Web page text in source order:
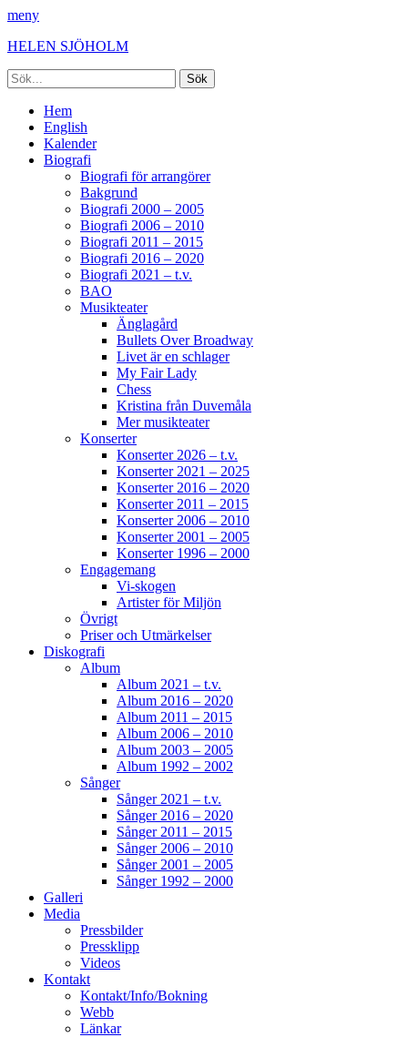
meny
HELEN SJÖHOLM
Sök
efter:
[label]
Primär
meny
Hoppa
innehåll
Hem
English
Kalender
Biografi
Biografi för arrangörer
Bakgrund
Biografi 2000 – 2005
Biografi 2006 – 2010
Biografi 2011 – 2015
Biografi 2016 – 2020
Biografi 2021 – t.v.
BAO
Musikteater
Änglagård
Bullets Over Broadway
Livet är en schlager
My Fair Lady
Chess
Kristina från Duvemåla
Mer musikteater
Konserter
Konserter 2026 – t.v.
Konserter 2021 – 2025
Konserter 2016 – 2020
Konserter 2011 – 2015
Konserter 2006 – 2010
Konserter 2001 – 2005
Konserter 1996 – 2000
Engagemang
Vi-skogen
Artister för Miljön
Övrigt
Priser och Utmärkelser
Diskografi
Album
Album 2021 – t.v.
Album 2016 – 2020
Album 2011 – 2015
Album 2006 – 2010
Album 2003 – 2005
Album 1992 – 2002
Sånger
Sånger 2021 – t.v.
Sånger 2016 – 2020
Sånger 2011 – 2015
Sånger 2006 – 2010
Sånger 2001 – 2005
Sånger 1992 – 2000
Galleri
Media
Pressbilder
Pressklipp
Videos
Kontakt
Kontakt/Info/Bokning
Webb
Länkar